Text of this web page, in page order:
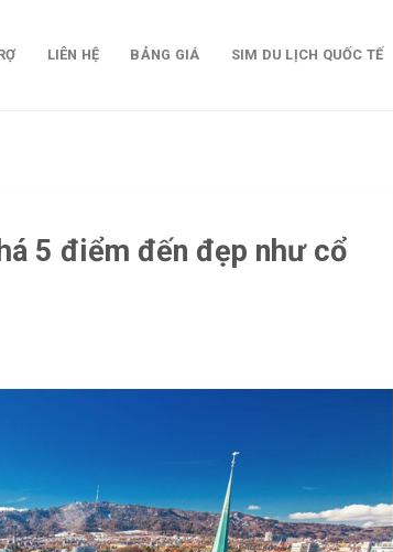
LIÊN HỆ BẢNG GIÁ SIM DU LỊCH QUỐC TẾ
5 điểm đến đẹp như cổ